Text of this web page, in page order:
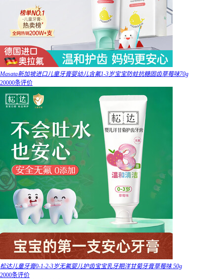
Masata新加坡进口儿童牙膏婴幼儿含氟1-3岁宝宝防蛀抗糖固齿草莓味70g
20000条评价
松达儿童牙膏0-1-2-3岁无氟婴儿护齿宝宝乳牙期洋甘菊牙膏草莓味 50g
2000条评价